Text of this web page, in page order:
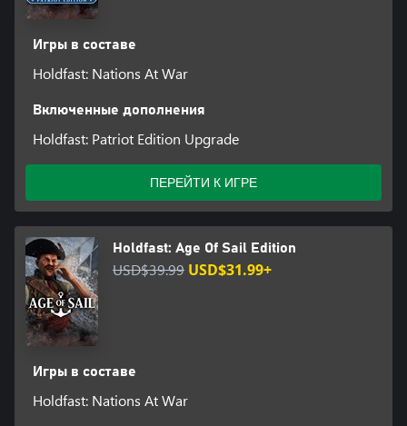
Игры в составе
Holdfast: Nations At War
Включенные дополнения
Holdfast: Patriot Edition Upgrade
ПЕРЕЙТИ К ИГРЕ
Holdfast: Age Of Sail Edition
USD$39.99 USD$31.99+
Игры в составе
Holdfast: Nations At War